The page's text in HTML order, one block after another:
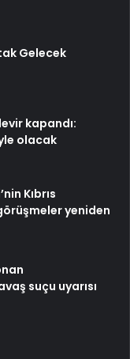
Gelecek
kapandı:
olacak
Kıbrıs
yeniden
suçu uyarısı